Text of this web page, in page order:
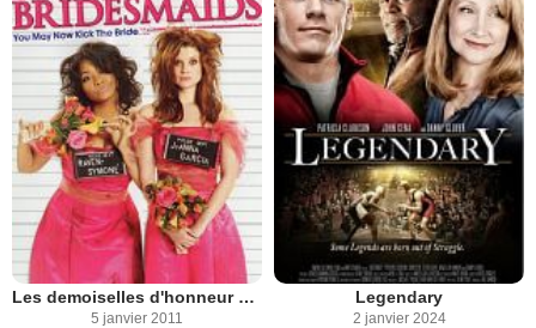
Les demoiselles d'honneur s'en mêlent
5 janvier 2011
Legendary
2 janvier 2024